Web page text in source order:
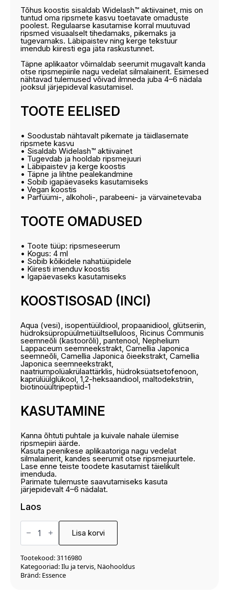
Tõhus koostis sisaldab Widelash™ aktiivainet, mis on
tuntud oma ripsmete kasvu toetavate omaduste
poolest. Regulaarse kasutamise korral muutuvad
ripsmed visuaalselt tihedamaks, pikemaks ja
tugevamaks. Läbipaistev ning kerge tekstuur
imendub kiiresti ega jäta raskustunnet.
Täpne aplikaator võimaldab seerumit mugavalt kanda
otse ripsmepiirile nagu vedelat silmalainerit. Esimesed
nähtavad tulemused võivad ilmneda juba 4–6 nädala
jooksul järjepideval kasutamisel.
TOOTE EELISED
• Soodustab nähtavalt pikemate ja täidlasemate
ripsmete kasvu
• Sisaldab Widelash™ aktiivainet
• Tugevdab ja hooldab ripsmejuuri
• Läbipaistev ja kerge koostis
• Täpne ja lihtne pealekandmine
• Sobib igapäevaseks kasutamiseks
• Vegan koostis
• Parfüümi-, alkoholi-, parabeeni- ja värvainetevaba
TOOTE OMADUSED
• Toote tüüp: ripsmeseerum
• Kogus: 4 ml
• Sobib kõikidele nahatüüpidele
• Kiiresti imenduv koostis
• Igapäevaseks kasutamiseks
KOOSTISOSAD (INCI)
Aqua (vesi), isopentüüldiool, propaanidiool, glütseriin,
hüdroksüpropüülmetüültselluloos, Ricinus Communis
seemneõli (kastoorõli), pantenool, Nephelium
Lappaceum seemneekstrakt, Camellia Japonica
seemneõli, Camellia Japonica õieekstrakt, Camellia
Japonica seemneekstrakt,
naatriumpolüakrülaattärklis, hüdroksüatsetofenoon,
kaprülüülglükool, 1,2-heksaandiool, maltodekstriin,
biotinoüültripeptiid-1
KASUTAMINE
Kanna õhtuti puhtale ja kuivale nahale ülemise
ripsmepiiri äärde.
Kasuta peenikese aplikaatoriga nagu vedelat
silmalainerit, kandes seerumit otse ripsmejuurtele.
Lase enne teiste toodete kasutamist täielikult
imenduda.
Parimate tulemuste saavutamiseks kasuta
järjepidevalt 4–6 nädalat.
Laos
Ripsmeseerum
Essence
kogus
Lisa korvi
Tootekood:3116980
Kategooriad:Ilu ja tervis, Näohooldus
Bränd: Essence